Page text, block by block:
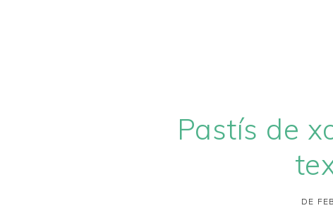
Pastís de
DE